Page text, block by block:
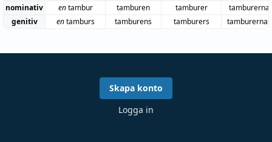
nominativ
entambur tamburen tamburer
tamburerna
genitiv
entamburs tamburens tamburers tamburernas
Skapa konto
Logga in